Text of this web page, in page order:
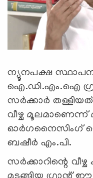
ന്യൂനപക്ഷ
ഐ.ഡി.എം.ഐ
സര്‍ക്കാര്‍
വീഴ്ച മൂലമാണെന്ന്
ഓര്‍ഗനൈസിംഗ്
ബഷീര്‍ എം.പി.
സര്‍ക്കാറിന്റെ